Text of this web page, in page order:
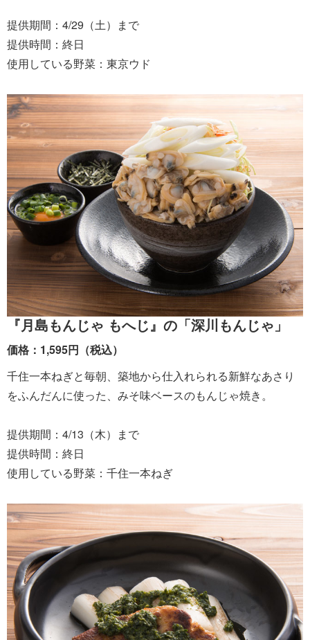
提供期間：4/29（土）まで
提供時間：終日
使用している野菜：東京ウド
『月島もんじゃ もへじ』の「深川もんじゃ」
価格：1,595円（税込）
千住一本ねぎと毎朝、築地から仕入れられる新鮮なあさり
をふんだんに使った、みそ味ベースのもんじゃ焼き。
提供期間：4/13（木）まで
提供時間：終日
使用している野菜：千住一本ねぎ